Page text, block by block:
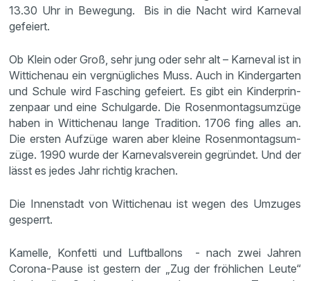
13.30 Uhr in Bewegung. Bis in die Nacht wird Karneval
gefeiert.
Ob Klein oder Groß, sehr jung oder sehr alt – Karneval ist in
Witti­chenau ein vergnüg­li­ches Muss. Auch in Kinder­garten
und Schule wird Fasching gefeiert. Es gibt ein Kinder­prin­
zen­paar und eine Schul­garde. Die Rosen­mon­tags­um­züge
haben in Witti­chenau lange Tradi­tion. 1706 fing alles an.
Die ersten Aufzüge waren aber kleine Rosen­mon­tags­um­
züge. 1990 wurde der Karne­vals­verein gegründet. Und der
lässt es jedes Jahr richtig krachen.
Die Innenstadt von Wittichenau ist wegen des Umzuges
gesperrt.
Kamelle, Konfetti und Luftballons - nach zwei Jahren
Corona-Pause ist gestern der „Zug der fröhlichen Leute“